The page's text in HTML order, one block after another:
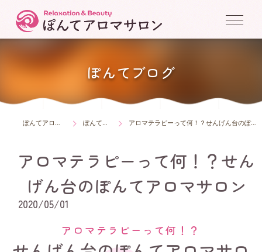
ぽんてブログ
ぽんてアロマサロン ぽんてブログ アロマテラピーって何！？せんげん台のぽんてアロマサロン
アロマテラピーって何！？せん
げん台のぽんてアロマサロン
2020/05/01
アロマテラピーって何！？